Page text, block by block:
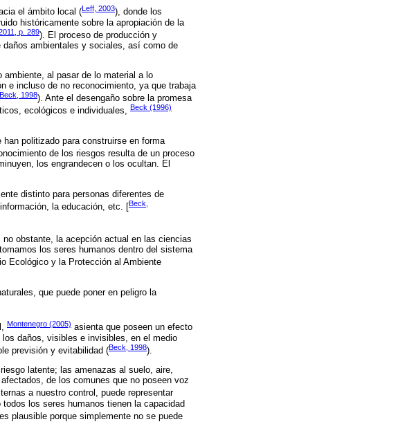
el ámbito local (Leff, 2003), donde los
históricamente sobre la apropiación de la
p. 289). El proceso de producción y
ambientales y sociales, así como de
ambiente, al pasar de lo material a lo
e incluso de no reconocimiento, ya que trabaja
Beck, 1998). Ante el desengaño sobre la promesa
ecológicos e individuales, Beck (1996)
politizado para construirse en forma
de los riesgos resulta de un proceso
los engrandecen o los ocultan. El
distinto para personas diferentes de
la educación, etc. [Beck,
obstante, la acepción actual en las ciencias
los seres humanos dentro del sistema
Ecológico y la Protección al Ambiente
que puede poner en peligro la
Montenegro (2005) asienta que poseen un efecto
daños, visibles e invisibles, en el medio
previsión y evitabilidad (Beck, 1998).
latente; las amenazas al suelo, aire,
de los comunes que no poseen voz
a nuestro control, puede representar
los seres humanos tienen la capacidad
plausible porque simplemente no se puede